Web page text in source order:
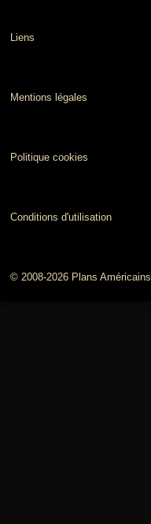
Liens
Mentions légales
Politique cookies
Conditions d'utilisation
© 2008-2026 Plans Américains